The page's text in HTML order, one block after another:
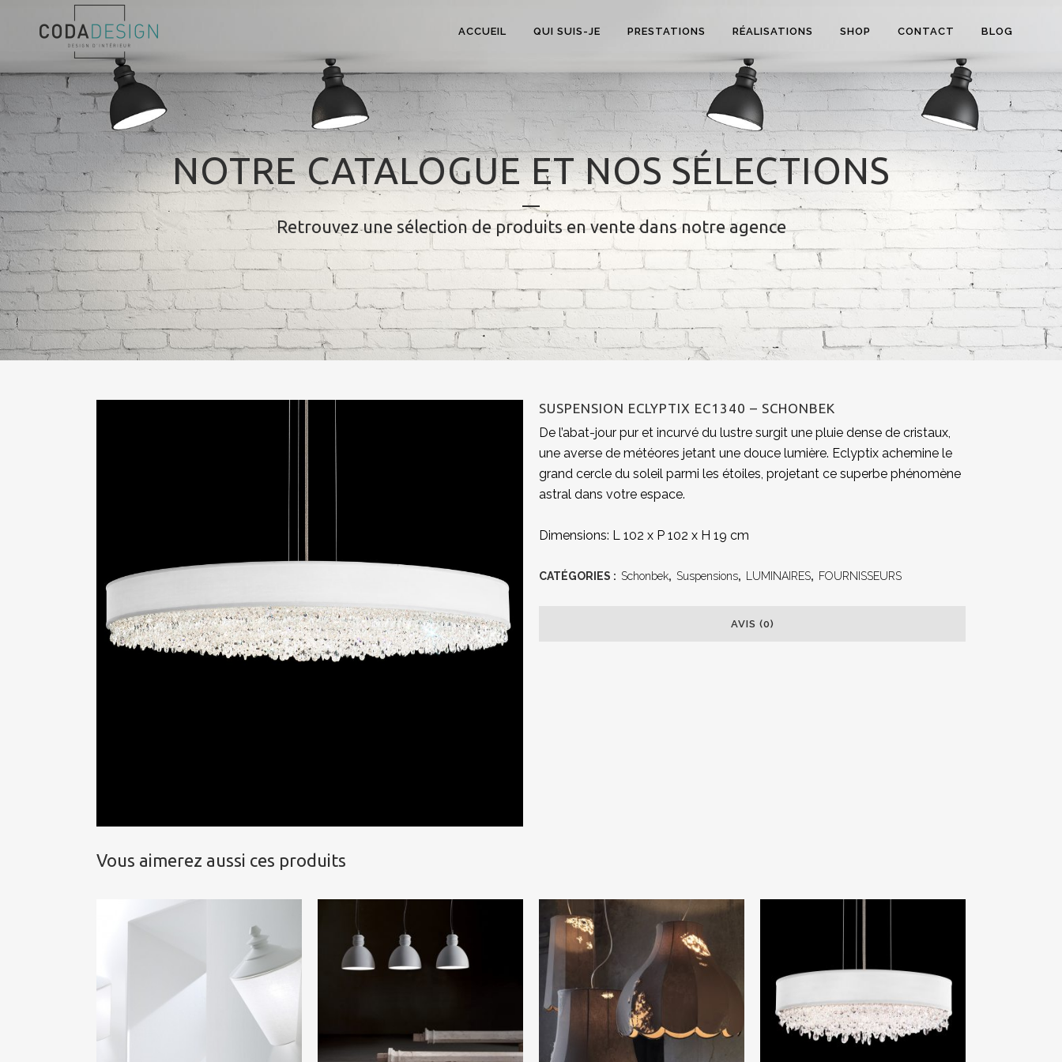
ACCUEIL QUI SUIS-JE PRESTATIONS RÉALISATIONS SHOP CONTACT BLOG
NOTRE CATALOGUE ET NOS SÉLECTIONS
Retrouvez une sélection de produits en vente dans notre agence
SUSPENSION ECLYPTIX EC1340 – SCHONBEK
De l’abat-jour pur et incurvé du lustre surgit une pluie dense de cristaux,
une averse de météores jetant une douce lumière. Eclyptix achemine le
grand cercle du soleil parmi les étoiles, projetant ce superbe phénomène
astral dans votre espace.
Dimensions: L 102 x P 102 x H 19 cm
CATÉGORIES : Schonbek, Suspensions, LUMINAIRES, FOURNISSEURS
AVIS (0)
Vous aimerez aussi ces produits